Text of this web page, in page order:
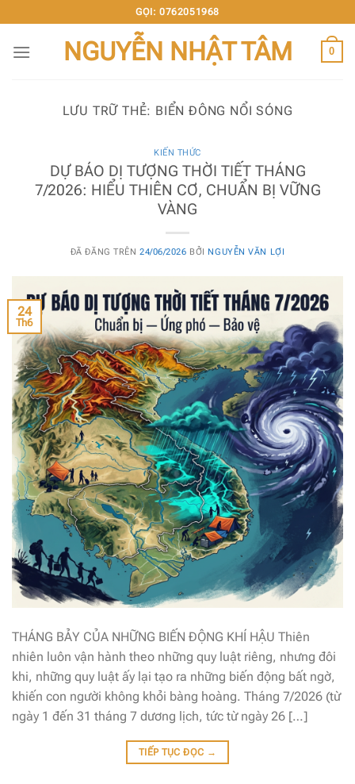
đến
nội
GỌI: 0762051968
NGUYỄN NHẬT TÂM 0
LƯU TRỮ THẺ: BIỂN ĐÔNG NỔI SÓNG
KIẾN THỨC
DỰ BÁO DỊ TƯỢNG THỜI TIẾT THÁNG
7/2026: HIỂU THIÊN CƠ, CHUẨN BỊ VỮNG
VÀNG
ĐÃ ĐĂNG TRÊN 24/06/2026 BỞI NGUYỄN VĂN LỢI
24
Th6
THÁNG BẢY CỦA NHỮNG BIẾN ĐỘNG KHÍ HẬU Thiên
nhiên luôn vận hành theo những quy luật riêng, nhưng đôi
khi, những quy luật ấy lại tạo ra những biến động bất ngờ,
khiến con người không khỏi bàng hoàng. Tháng 7/2026 (từ
ngày 1 đến 31 tháng 7 dương lịch, tức từ ngày 26 […]
TIẾP TỤC ĐỌC →